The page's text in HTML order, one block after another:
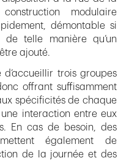
modulaire
démontable si
de telle manière qu’un
ajouté.
d’accueillir trois groupes
offrant suffisamment
spécificités de chaque
interaction entre eux
En cas de besoin, des
également de
de la journée et des